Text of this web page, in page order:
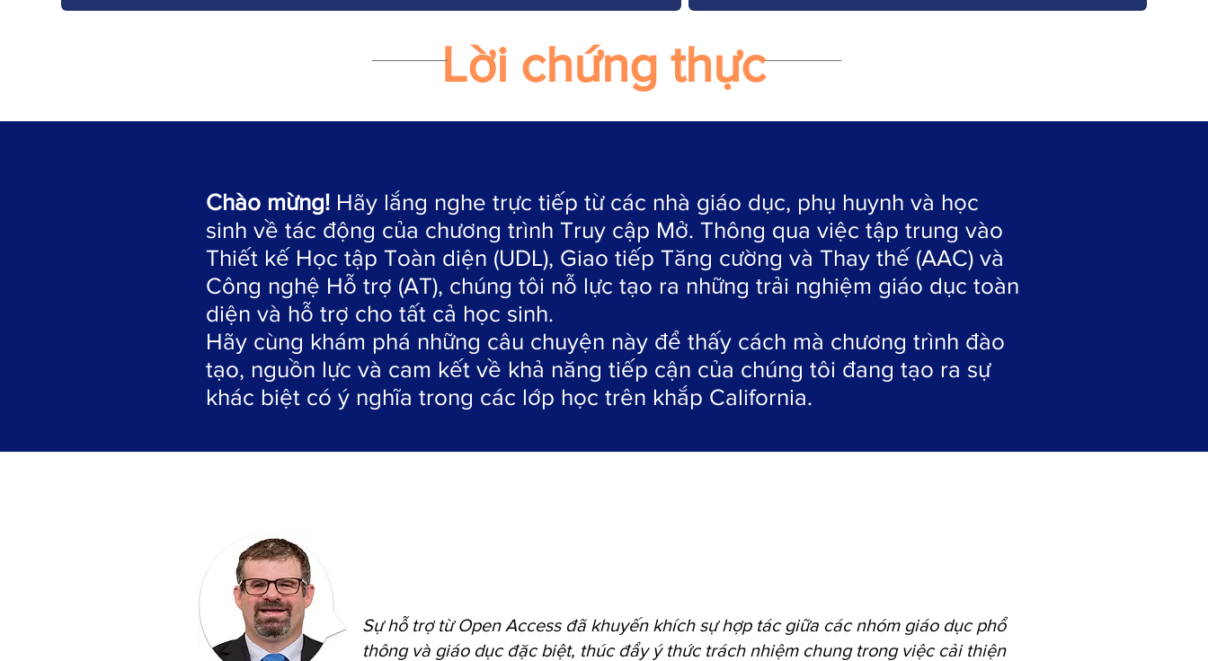
Lời chứng thực
Chào mừng! Hãy lắng nghe trực tiếp từ các nhà giáo dục, phụ huynh và học
sinh về tác động của chương trình Truy cập Mở. Thông qua việc tập trung vào
Thiết kế Học tập Toàn diện (UDL), Giao tiếp Tăng cường và Thay thế (AAC) và
Công nghệ Hỗ trợ (AT), chúng tôi nỗ lực tạo ra những trải nghiệm giáo dục toàn
diện và hỗ trợ cho tất cả học sinh.
Hãy cùng khám phá những câu chuyện này để thấy cách mà chương trình đào
tạo, nguồn lực và cam kết về khả năng tiếp cận của chúng tôi đang tạo ra sự
khác biệt có ý nghĩa trong các lớp học trên khắp California.
Sự hỗ trợ từ Open Access đã khuyến khích sự hợp tác giữa các nhóm giáo dục phổ
thông và giáo dục đặc biệt, thúc đẩy ý thức trách nhiệm chung trong việc cải thiện